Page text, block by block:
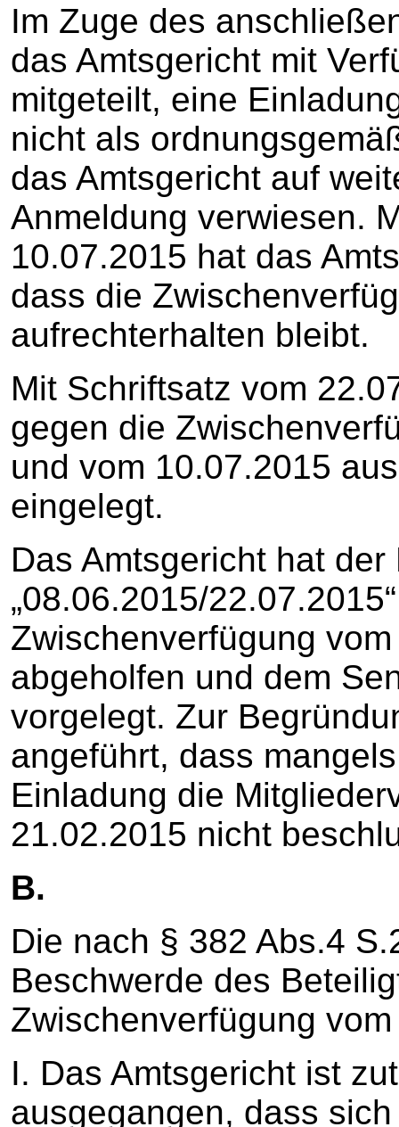
Im Zuge des
das Amtsgericht mit
mitgeteilt, eine
nicht als
das Amtsgericht auf
Anmeldung verwiesen.
10.07.2015 hat das
dass die
aufrechterhalten bleibt.
Mit Schriftsatz vom
gegen die
und vom 10.07.2015
eingelegt.
Das Amtsgericht hat
„08.06.2015/
Zwischenverfügung
abgeholfen und dem
vorgelegt. Zur
angeführt, dass
Einladung die
21.02.2015 nicht
B.
Die nach § 382 Abs.4
Beschwerde des
Zwischenverfügung
I. Das Amtsgericht ist
ausgegangen, dass